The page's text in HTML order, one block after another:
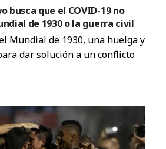
busca que el COVID-19 no
de 1930 o la guerra civil
Mundial de 1930, una huelga y
dar solución a un conflicto